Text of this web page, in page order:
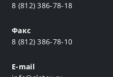
8 (812) 386-78-18
Факс
8 (812) 386-78-10
E-mail